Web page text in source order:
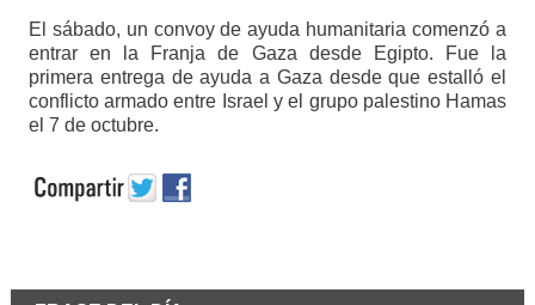
El sábado, un convoy de ayuda humanitaria comenzó a
entrar en la Franja de Gaza desde Egipto. Fue la
primera entrega de ayuda a Gaza desde que estalló el
conflicto armado entre Israel y el grupo palestino Hamas
el 7 de octubre.